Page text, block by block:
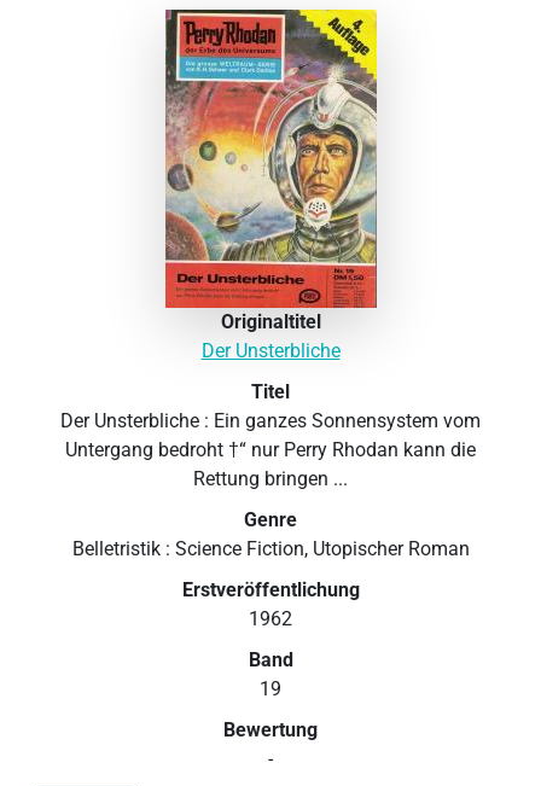
Originaltitel
Der Unsterbliche
Titel
Der Unsterbliche : Ein ganzes Sonnensystem vom
Untergang bedroht †“ nur Perry Rhodan kann die
Rettung bringen ...
Genre
Belletristik : Science Fiction, Utopischer Roman
Erstveröffentlichung
1962
Band
19
Bewertung
-